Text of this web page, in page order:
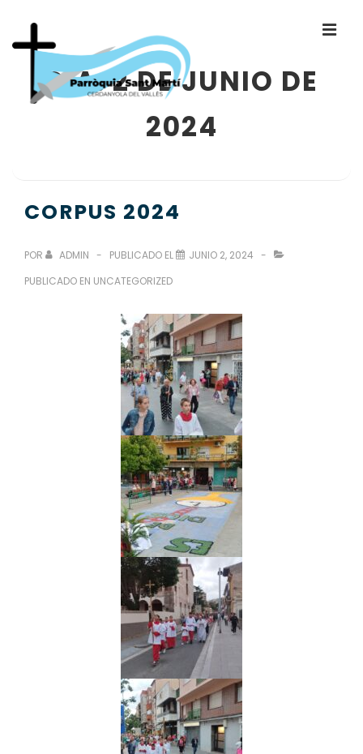
DÍA:2 DE JUNIO DE
2024
CORPUS 2024
POR ADMIN PUBLICADO EL
JUNIO 2, 2024
PUBLICADO EN UNCATEGORIZED